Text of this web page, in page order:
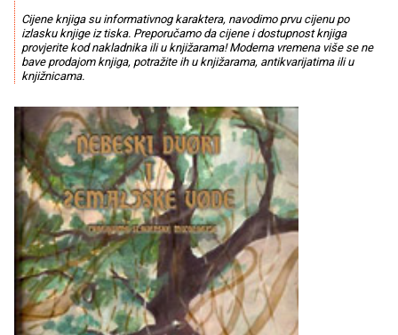
Cijene knjiga su informativnog karaktera, navodimo prvu cijenu po
izlasku knjige iz tiska. Preporučamo da cijene i dostupnost knjiga
provjerite kod nakladnika ili u knjižarama! Moderna vremena više se ne
bave prodajom knjiga, potražite ih u knjižarama, antikvarijatima ili u
knjižnicama.